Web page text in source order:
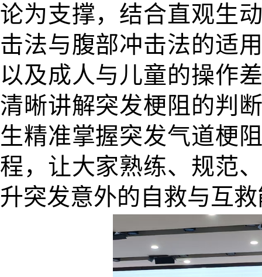
论为支撑，结合直观生
击法与腹部冲击法的适
以及成人与儿童的操作
清晰讲解突发梗阻的判
生精准掌握突发气道梗
程，让大家熟练、规范
升突发意外的自救与互